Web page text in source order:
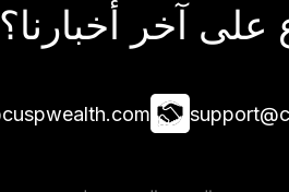
آخر أخبارنا؟